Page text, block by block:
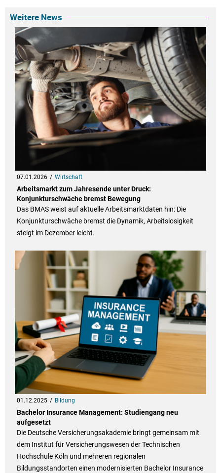
Weitere News
07.01.2026 Wirtschaft
Arbeitsmarkt zum Jahresende unter Druck:
Konjunkturschwäche bremst Bewegung
Das BMAS weist auf aktuelle Arbeitsmarktdaten hin: Die
Konjunkturschwäche bremst die Dynamik, Arbeitslosigkeit
steigt im Dezember leicht.
01.12.2025 Bildung
Bachelor Insurance Management: Studiengang neu
aufgesetzt
Die Deutsche Versicherungsakademie bringt gemeinsam mit
dem Institut für Versicherungswesen der Technischen
Hochschule Köln und mehreren regionalen
Bildungsstandorten einen modernisierten Bachelor Insurance